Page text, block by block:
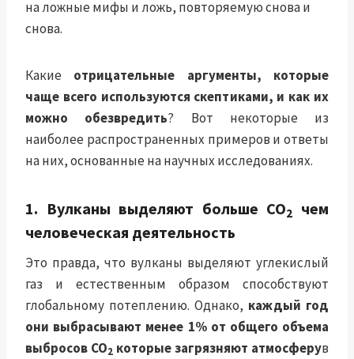
на ложные мифы и ложь, повторяемую снова и
снова.
Какие отрицательные аргументы, которые
чаще всего используются скептиками, и как их
можно обезвредить? Вот некоторые из
наиболее распространенных примеров и ответы
на них, основанные на научных исследованиях.
1. Вулканы выделяют больше CO2
чем
человеческая деятельность
Это правда, что вулканы выделяют углекислый
газ и естественным образом способствуют
глобальному потеплению. Однако, каждый год
они выбрасывают менее 1% от общего объема
выбросов CO2 которые загрязняют атмосферув